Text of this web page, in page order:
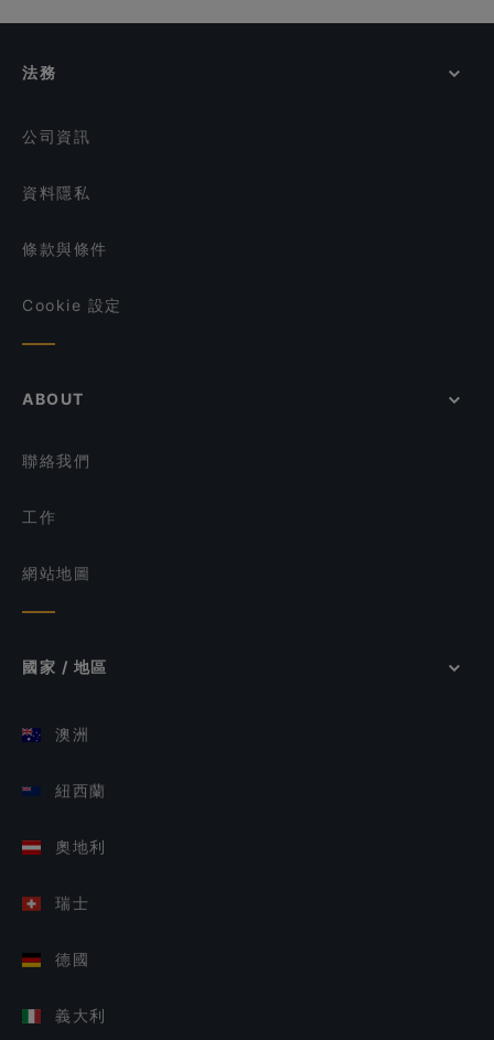
SHUNFENG 顺风川渝私房菜
Ăn Là Ghiền HOTPOT AND BBQ
在 新加坡 的 親子友善餐廳
法務
公司資訊
資料隱私
條款與條件
Cookie 設定
ABOUT
聯絡我們
工作
網站地圖
國家 / 地區
澳洲
紐西蘭
奧地利
瑞士
德國
義大利